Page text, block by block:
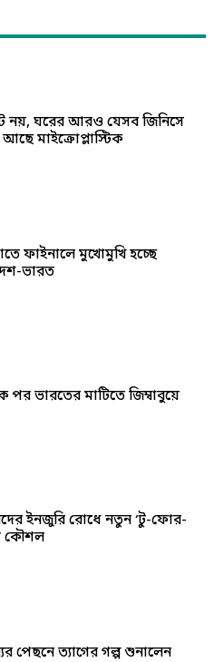
নয়, ঘরের আরও যেসব জিনিসে
মাইক্রোপ্লাস্টিক
ফাইনালে মুখোমুখি হচ্ছে
ভারত
পর ভারতের মাটিতে জিম্বাবুয়ে
ইনজুরি রোধে নতুন ‘টু-ফোর-
কৌশল
পেছনে ত্যাগের গল্প শুনালেন